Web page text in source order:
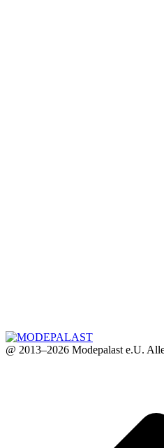
@ 2013–2026 Modepalast e.U.